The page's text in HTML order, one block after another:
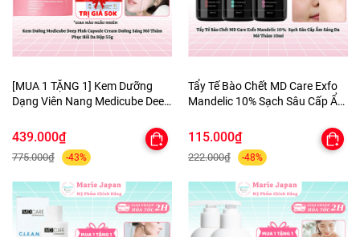
[MUA 1 TẶNG 1] Kem Dưỡng
Dạng Viên Nang Medicube Deep
Sáng Mờ Thâm Phục Hồi Da
Hộp 55g - TẶNG MẶT NẠ MẮT
439.000₫
775.000₫ -43%
Tẩy Tế Bào Chết MD Care Exfo
Mandelic 10% Sạch Sâu Cấp Ẩm
115.000₫
222.000₫ -48%